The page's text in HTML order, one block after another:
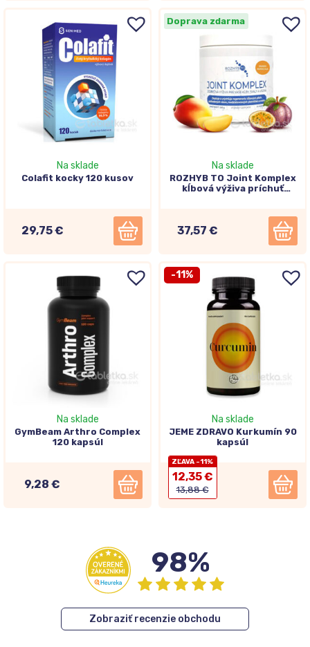
Na sklade
Colafit kocky 120 kusov
29,75 €
Doprava zdarma
Na sklade
ROZHYB TO Joint Komplex
kĺbová výživa príchuť
37,57 €
Na sklade
GymBeam Arthro Complex
120 kapsúl
9,28 €
-11%
Na sklade
JEME ZDRAVO Kurkumín 90
kapsúl
ZĽAVA -11%
12,35 €
13,88 €
98%
Zobraziť recenzie obchodu